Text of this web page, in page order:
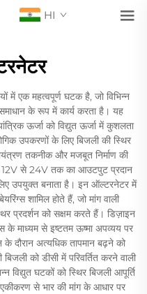
HI
में एक महत्वपूर्ण घटक है, जो विभिन्न
के रूप में कार्य करता है। यह
ऊर्जा को विद्युत ऊर्जा में कुशलता
उपकरणों के लिए बिजली की स्थिर
तकनीक और मजबूत निर्माण की
12V से 24V तक का आउटपुट प्रदान
उपयुक्त बनाता है। इन ऑल्टरनेटर में
शामिल होते हैं, जो मांग वाली
प्रदर्शन को सक्षम करते हैं। डिज़ाइन
माध्यम से इष्टतम ऊष्मा अपव्यय पर
दौरान अत्यधिक तापमान बढ़ने को
को डीसी में परिवर्तित करने वाली
विद्युत घटकों को स्थिर बिजली आपूर्ति
एकीकरण से भार की मांग के आधार पर